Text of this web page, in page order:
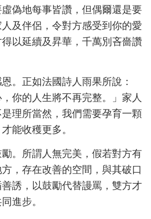
偽地每事皆讚，但偶爾還是要
及伴侶，令對方感受到你的愛
以延續及昇華，千萬別吝嗇讚
。正如法國詩人雨果所說：
，你的人生將不再完整。」家人
理所當然，我們需要孕育一顆
能收穫更多。
。所謂人無完美，假若對方有
，存在改善的空間，與其破口
誘，以鼓勵代替謾罵，雙方才
進步。